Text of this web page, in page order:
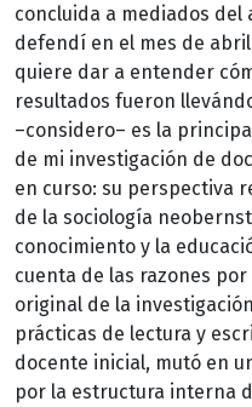
concluida a mediados del
defendí en el mes de
quiere dar a entender
resultados fueron
–considero– es la
de mi investigación de
en curso: su perspectiva
de la sociología
conocimiento y la
cuenta de las razones
original de la
prácticas de lectura y
docente inicial, mutó en
por la estructura interna